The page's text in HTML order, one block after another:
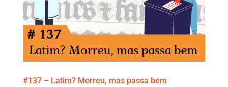
#137 – Latim? Morreu, mas passa bem